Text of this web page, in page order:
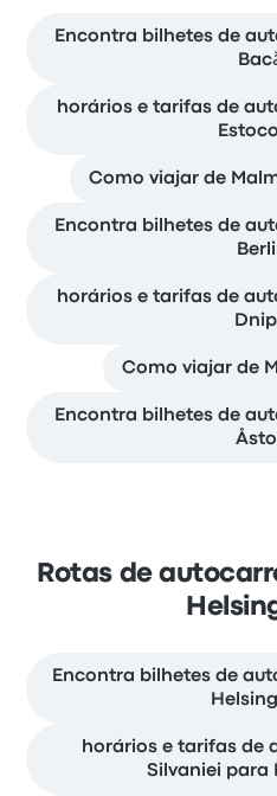
Encontra bilhetes de
horários e tarifas de
Como viajar de
Encontra bilhetes de
horários e tarifas de
Como viajar de
Encontra bilhetes de
Rotas de
Encontra bilhetes de
horários e tarifas de
Silvaniei para